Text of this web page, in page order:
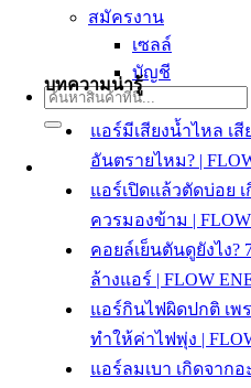
สมัครงาน
เซลล์
บัญชี
ค้นหา:
บทความน่ารู้
แอร์มีเสียงน้ำไหล เสี
อันตรายไหม? |
แอร์เปิดแล้วตัดบ่อย
ควรมองข้าม |
คอยล์เย็นตันดูยังไง
ล้างแอร์ | FLOW
แอร์กินไฟผิดปกติ เพ
ทำให้ค่าไฟพุ่ง |
แอร์ลมเบา เกิดจาก